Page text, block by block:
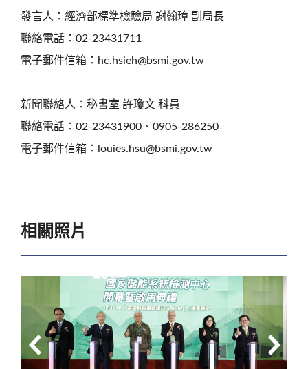
發言人：經濟部標準檢驗局 謝翰璋 副局長
聯絡電話：02-23431711
電子郵件信箱：hc.hsieh@bsmi.gov.tw
新聞聯絡人：秘書室 許瓊文 科員
聯絡電話：02-23431900、0905-286250
電子郵件信箱：louies.hsu@bsmi.gov.tw
相關照片